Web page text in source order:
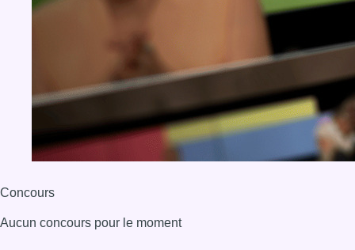
Concours
Aucun concours pour le moment